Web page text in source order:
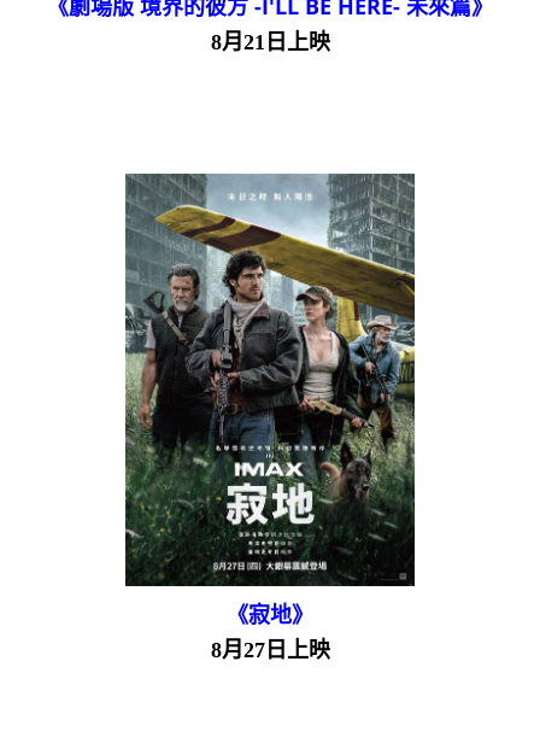
《劇場版 境界的彼方 -I'LL BE HERE- 未來篇》
8月21日上映
《寂地》
8月27日上映